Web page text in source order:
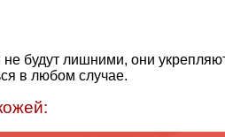
будут лишними, они
в любом случае.